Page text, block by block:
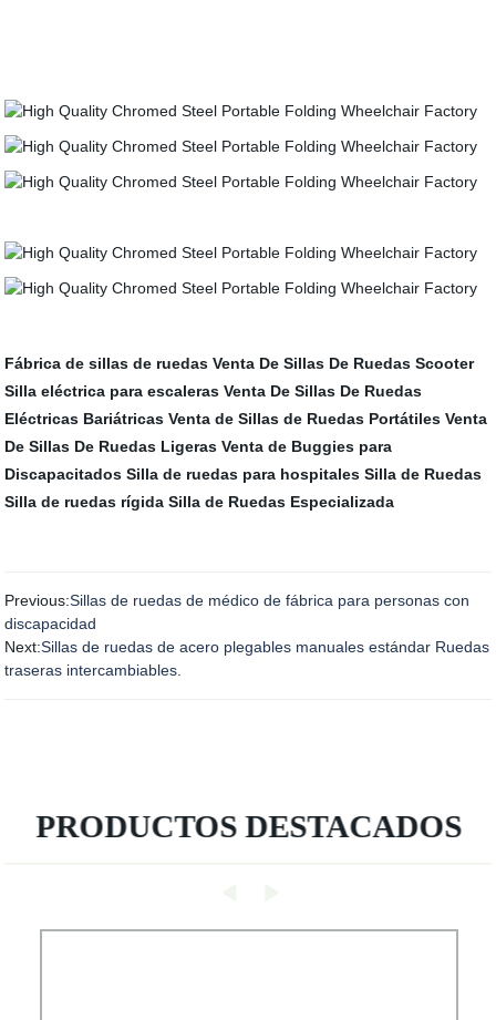
Fábrica de sillas de ruedas Venta De Sillas De Ruedas Scooter
Silla eléctrica para escaleras Venta De Sillas De Ruedas
Eléctricas Bariátricas Venta de Sillas de Ruedas Portátiles Venta
De Sillas De Ruedas Ligeras Venta de Buggies para
Discapacitados Silla de ruedas para hospitales Silla de Ruedas
Silla de ruedas rígida Silla de Ruedas Especializada
Previous:Sillas de ruedas de médico de fábrica para personas con
discapacidad
Next:Sillas de ruedas de acero plegables manuales estándar Ruedas
traseras intercambiables.
PRODUCTOS DESTACADOS